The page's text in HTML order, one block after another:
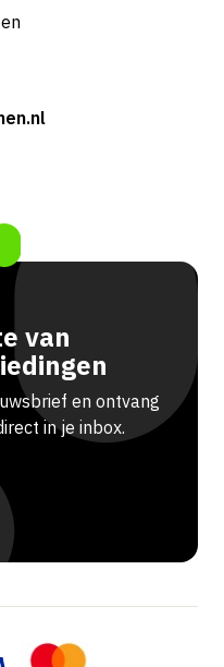
van
en ontvang
in je inbox.